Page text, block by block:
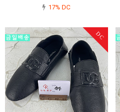
는 255사이즈입니다.주문시 당일 바로 발
17% DC
DC